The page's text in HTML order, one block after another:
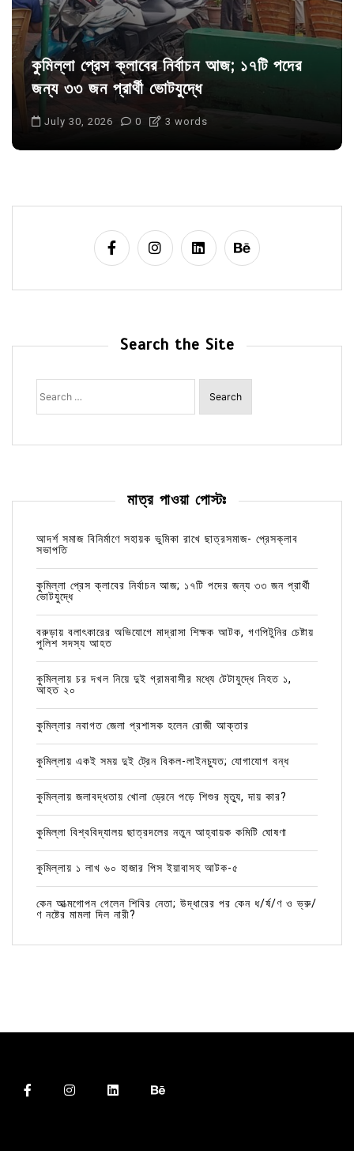
কুমিল্লা প্রেস ক্লাবের নির্বাচন আজ; ১৭টি পদের
জন্য ৩৩ জন প্রার্থী ভোটযুদ্ধে
July 30, 2026 0 3 words
Search the Site
Search
for:
মাত্র পাওয়া পোস্টঃ
আদর্শ সমাজ বিনির্মাণে সহায়ক ভুমিকা রাখে ছাত্রসমাজ- প্রেসক্লাব
সভাপতি
কুমিল্লা প্রেস ক্লাবের নির্বাচন আজ; ১৭টি পদের জন্য ৩৩ জন প্রার্থী
ভোটযুদ্ধে
বরুড়ায় বলাৎকারের অভিযোগে মাদ্রাসা শিক্ষক আটক, গণপিটুনির চেষ্টায়
পুলিশ সদস্য আহত
কুমিল্লায় চর দখল নিয়ে দুই গ্রামবাসীর মধ্যে টেটাযুদ্ধে নিহত ১,
আহত ২০
কুমিল্লার নবাগত জেলা প্রশাসক হলেন রোজী আক্তার
কুমিল্লায় একই সময় দুই ট্রেন বিকল-লাইনচ্যুত; যোগাযোগ বন্ধ
কুমিল্লায় জলাবদ্ধতায় খোলা ড্রেনে পড়ে শিশুর মৃত্যু, দায় কার?
কুমিল্লা বিশ্ববিদ্যালয় ছাত্রদলের নতুন আহ্বায়ক কমিটি ঘোষণা
কুমিল্লায় ১ লাখ ৬০ হাজার পিস ইয়াবাসহ আটক-৫
কেন আত্মগোপন গেলেন শিবির নেতা; উদ্ধারের পর কেন ধ/র্ষ/ণ ও ভ্রু/
ণ নষ্টের মামলা দিল নারী?